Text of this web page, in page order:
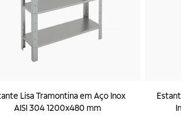
Lisa Tramontina em Aço Inox
AISI 304 1200x480 mm